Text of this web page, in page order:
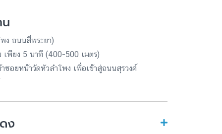
ง ถนนสี่พระยา)
เพียง 5 นาที (400-500 เมตร)
ซอยหน้าวัดหัวลำโพง เพื่อเข้าสู่ถนนสุรวงศ์
ง